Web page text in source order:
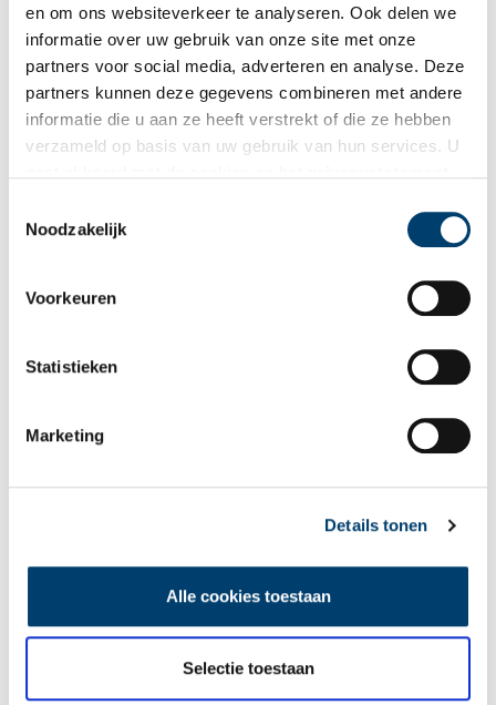
en om ons websiteverkeer te analyseren. Ook delen we
informatie over uw gebruik van onze site met onze
partners voor social media, adverteren en analyse. Deze
partners kunnen deze gegevens combineren met andere
informatie die u aan ze heeft verstrekt of die ze hebben
verzameld op basis van uw gebruik van hun services. U
Noodzakelijk
Voorkeuren
Statistieken
Marketing
Details tonen
Alle cookies toestaan
Selectie toestaan
Uit de Noord-Hollandse grond: Zaadveredeling
Noord-Holland staat bekend om haar verschillende soort
Noord-Hollandse bodem. In de serie ‘Uit de Noord-Hollandse
grond’ komt iedere keer een ander typisch Hollands product
Uit de Noord-Hollandse grond: Vleesvee
Noord-Holland staat bekend om haar verschillende soort
etenswaren. Van zuurkool tot vleesvee, het komt allemaal van
Noord-Hollandse bodem. In de serie ‘Uit de Noord-Hollandse
grond’ komt iedere keer een ander typisch Hollands product